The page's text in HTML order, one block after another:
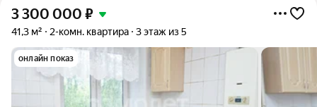
3 300 000 ₽
41,3 м² 2-комн. квартира 3 этаж из 5
онлайн показ